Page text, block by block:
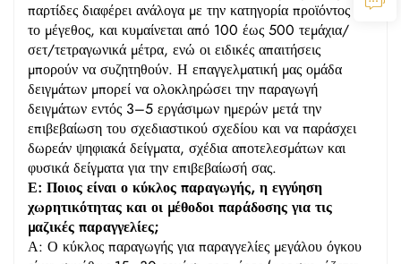
παρτίδες διαφέρει ανάλογα με την κατηγορία προϊόντος και
το μέγεθος, και κυμαίνεται από 100 έως 500 τεμάχια/
σετ/τετραγωνικά μέτρα, ενώ οι ειδικές απαιτήσεις
μπορούν να συζητηθούν. Η επαγγελματική μας ομάδα
δειγμάτων μπορεί να ολοκληρώσει την παραγωγή
δειγμάτων εντός 3–5 εργάσιμων ημερών μετά την
επιβεβαίωση του σχεδιαστικού σχεδίου και να παράσχει
δωρεάν ψηφιακά δείγματα, σχέδια αποτελεσμάτων και
φυσικά δείγματα για την επιβεβαίωσή σας.
Ε: Ποιος είναι ο κύκλος παραγωγής, η εγγύηση
χωρητικότητας και οι μέθοδοι παράδοσης για τις
μαζικές παραγγελίες;
Α: Ο κύκλος παραγωγής για παραγγελίες μεγάλου όγκου